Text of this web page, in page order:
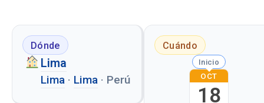
Dónde
Lima
Lima· Lima· Perú
Cuándo
Inicio
OCT
18